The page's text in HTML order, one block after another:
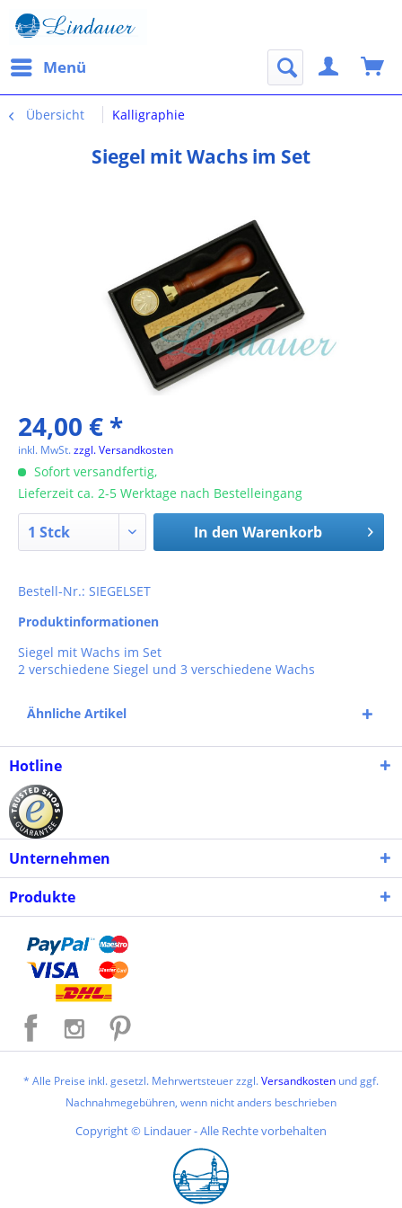
Menü
Übersicht Kalligraphie
Siegel mit Wachs im Set
24,00 € *
inkl. MwSt.zzgl. Versandkosten
Sofort versandfertig,
Lieferzeit ca. 2-5 Werktage nach Bestelleingang
In den Warenkorb
Bestell-Nr.: SIEGELSET
Produktinformationen
Siegel mit Wachs im Set
2 verschiedene Siegel und 3 verschiedene Wachs
Ähnliche Artikel
Hotline
Unternehmen
Produkte
* Alle Preise inkl. gesetzl. Mehrwertsteuer zzgl.Versandkosten und ggf.
Nachnahmegebühren, wenn nicht anders beschrieben
Copyright © Lindauer - Alle Rechte vorbehalten